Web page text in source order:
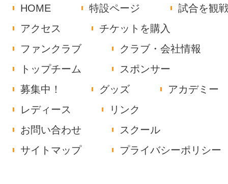
HOME 特設ページ
試合を観
アクセス
チケットを購入
ファンクラブ
クラブ・会社情報
トップチーム
スポンサー
募集中！
グッズ
アカデミー
レディース
リンク
お問い合わせ
スクール
サイトマップ
プライバシーポリシー